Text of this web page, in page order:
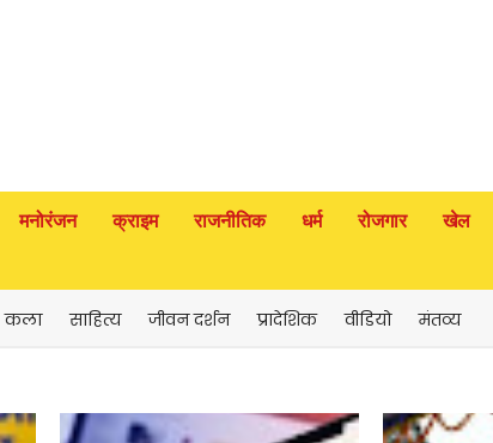
मनोरंजन क्राइम राजनीतिक धर्म रोजगार खेल
कला साहित्य जीवन दर्शन प्रादेशिक वीडियो मंतव्य